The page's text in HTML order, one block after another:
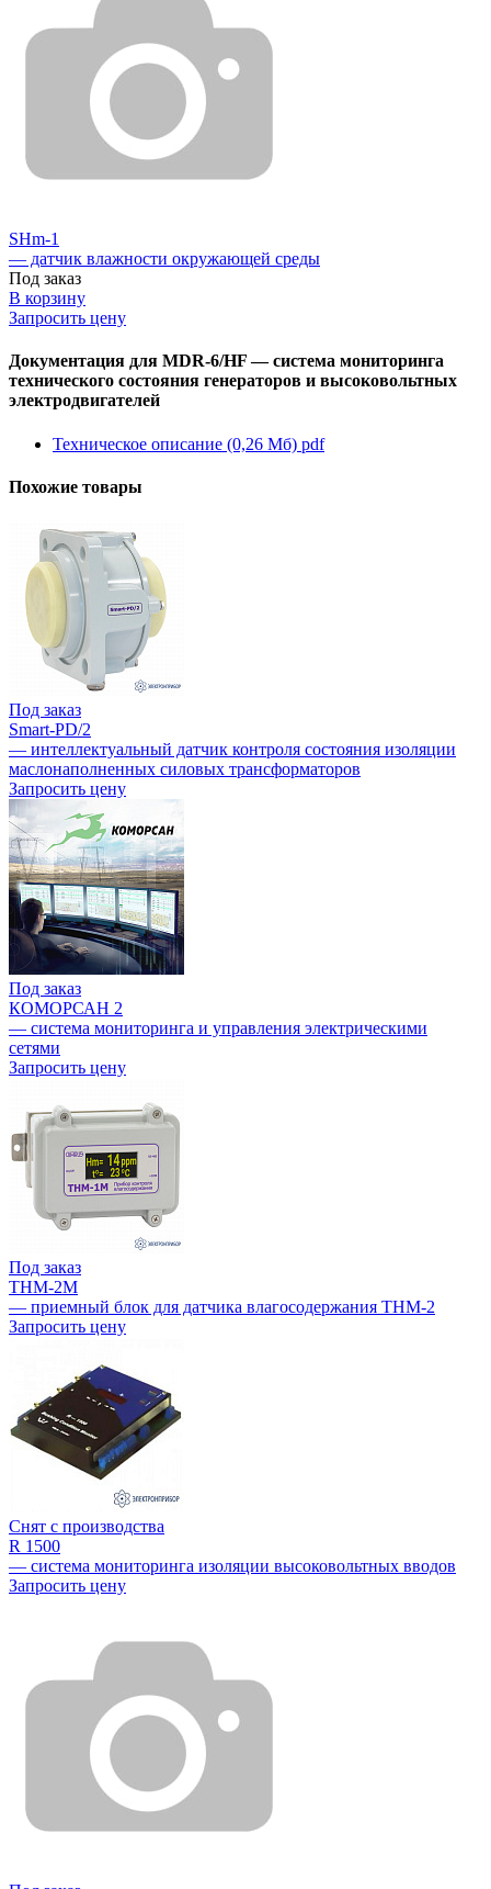
SНm-1
— датчик влажности окружающей среды
Под заказ
В корзину
Запросить цену
Документация для MDR-6/HF — система мониторинга
технического состояния генераторов и высоковольтных
электродвигателей
Техническое описание (0,26 Мб) pdf
Похожие товары
Под заказ
Smart-PD/2
— интеллектуальный датчик контроля состояния изоляции
маслонаполненных силовых трансформаторов
Запросить цену
Под заказ
КОМОРСАН 2
— система мониторинга и управления электрическими
сетями
Запросить цену
Под заказ
THM-2M
— приемный блок для датчика влагосодержания THM-2
Запросить цену
Снят с производства
R 1500
— система мониторинга изоляции высоковольтных вводов
Запросить цену